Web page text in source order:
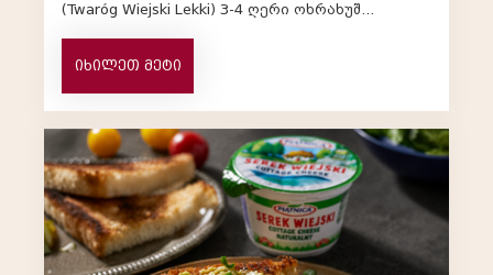
(Twaróg Wiejski Lekki) 3-4 ღერი ოხრახუშ...
იხილეთ მეტი